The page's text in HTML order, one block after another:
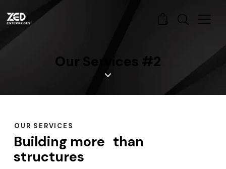
0
Our Services #2
OUR SERVICES
Building more than
structures